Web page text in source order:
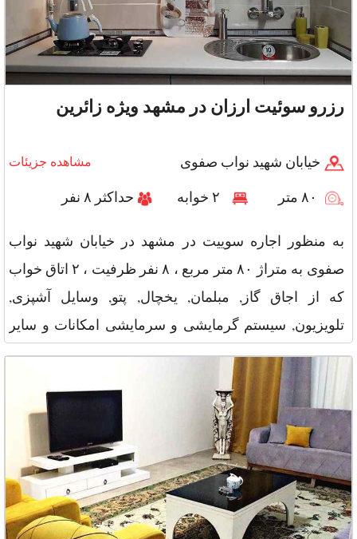
رزرو سوئیت ارزان در مشهد ویژه زائرین
خیابان شهید نواب صفوی مشاهده جزیئات
حداکثر ۸ نفر
به منظور اجاره سوییت در مشهد در خیابان شهید نواب
صفوی به متراژ ۸۰ متر مربع ، ۸ نفر ظرفیت ، ۲ اتاق خواب
که از اجاق گاز, مبلمان, یخچال, پتو, وسایل آشپزی,
تلویزیون, سیستم گرمایشی و سرمایشی امکانات و سایر
امکانات توالت فر